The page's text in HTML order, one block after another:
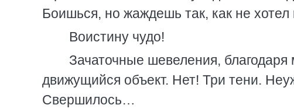
Боишься, но жаждешь так, как не хотел
Воистину чудо!
Зачаточные шевеления,
движущийся объект. Нет! Три тени.
Свершилось…